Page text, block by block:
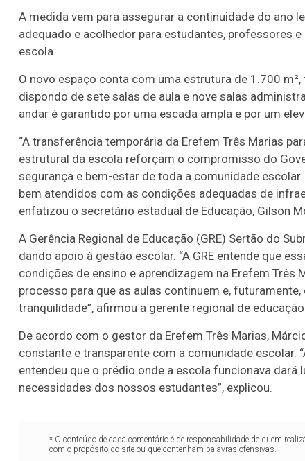
A medida vem para assegurar a continuidade do ano
adequado e acolhedor para estudantes, professores
escola.
O novo espaço conta com uma estrutura de 1.700
dispondo de sete salas de aula e nove salas
andar é garantido por uma escada ampla e por um
“A transferência temporária da Erefem Três Marias
estrutural da escola reforçam o compromisso do
segurança e bem-estar de toda a comunidade
bem atendidos com as condições adequadas de
enfatizou o secretário estadual de Educação, Gilson
A Gerência Regional de Educação (GRE) Sertão do
dando apoio à gestão escolar. “A GRE entende que
condições de ensino e aprendizagem na Erefem
processo para que as aulas continuem e,
tranquilidade”, afirmou a gerente regional de
De acordo com o gestor da Erefem Três Marias,
constante e transparente com a comunidade escolar.
entendeu que o prédio onde a escola funcionava
necessidades dos nossos estudantes”, explicou.
* O conteúdo de cada comentário é de responsabilidade de quem
com o propósito do site ou que contenham palavras ofensivas.